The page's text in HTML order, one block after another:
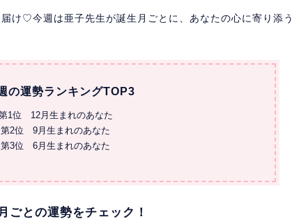
け♡今週は亜子先生が誕生月ごとに、あなたの心に寄り添う
の運勢ランキングTOP3
1位 12月生まれのあなた
第2位 9月生まれのあなた
第3位 6月生まれのあなた
ごとの運勢をチェック！